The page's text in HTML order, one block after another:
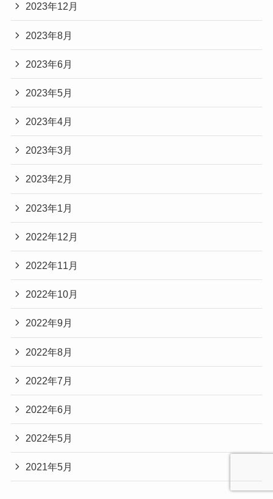
2023年12月
2023年8月
2023年6月
2023年5月
2023年4月
2023年3月
2023年2月
2023年1月
2022年12月
2022年11月
2022年10月
2022年9月
2022年8月
2022年7月
2022年6月
2022年5月
2021年5月